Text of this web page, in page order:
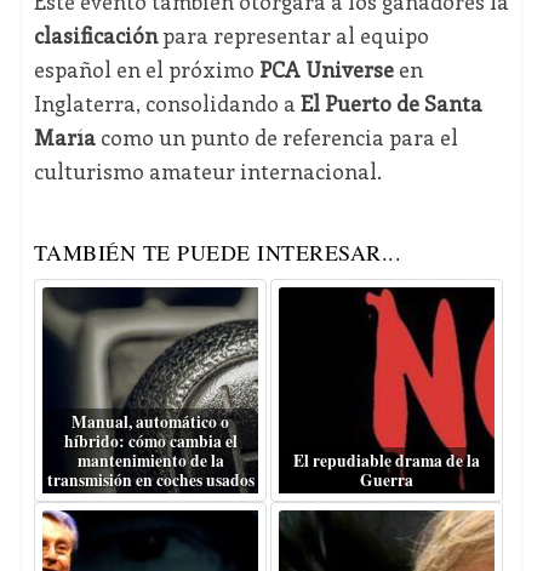
clasificaciónpara representar al equipo
español en el próximo PCA Universeen
Inglaterra, consolidando a El Puerto de Santa
Maríacomo un punto de referencia para el
culturismo amateur internacional.
TAMBIÉN TE PUEDE INTERESAR...
Manual, automático o
híbrido: cómo cambia el
mantenimiento de la
transmisión en coches usados
El repudiable drama de la
Guerra